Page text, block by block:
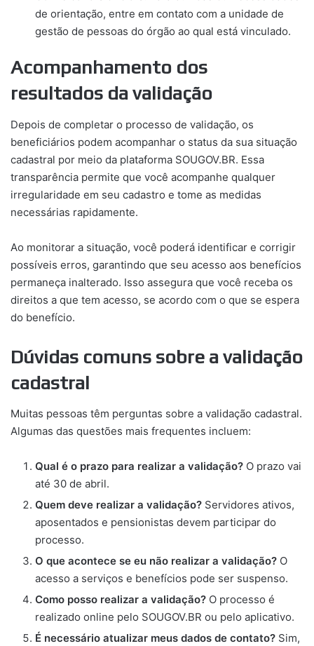
de orientação, entre em contato com a unidade de
gestão de pessoas do órgão ao qual está vinculado.
Acompanhamento dos
resultados da validação
Depois de completar o processo de validação, os
beneficiários podem acompanhar o status da sua situação
cadastral por meio da plataforma SOUGOV.BR. Essa
transparência permite que você acompanhe qualquer
irregularidade em seu cadastro e tome as medidas
necessárias rapidamente.
Ao monitorar a situação, você poderá identificar e corrigir
possíveis erros, garantindo que seu acesso aos benefícios
permaneça inalterado. Isso assegura que você receba os
direitos a que tem acesso, se acordo com o que se espera
do benefício.
Dúvidas comuns sobre a validação
cadastral
Muitas pessoas têm perguntas sobre a validação cadastral.
Algumas das questões mais frequentes incluem:
Qual é o prazo para realizar a validação? O prazo vai
até 30 de abril.
Quem deve realizar a validação? Servidores ativos,
aposentados e pensionistas devem participar do
processo.
O que acontece se eu não realizar a validação? O
acesso a serviços e benefícios pode ser suspenso.
Como posso realizar a validação? O processo é
realizado online pelo SOUGOV.BR ou pelo aplicativo.
É necessário atualizar meus dados de contato? Sim,